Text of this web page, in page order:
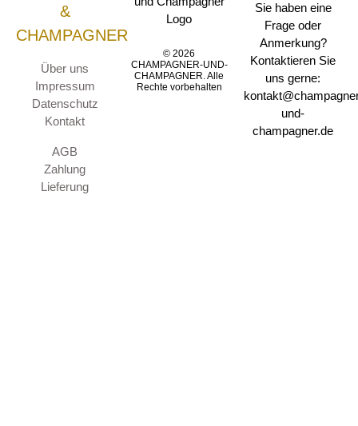
&
CHAMPAGNER
Über uns
Impressum
Datenschutz
Kontakt
AGB
Zahlung
Lieferung
© 2026
CHAMPAGNER-UND-
CHAMPAGNER. Alle
Rechte vorbehalten
Sie haben eine
Frage oder
Anmerkung?
Kontaktieren Sie
uns gerne:
und-
champagner.de